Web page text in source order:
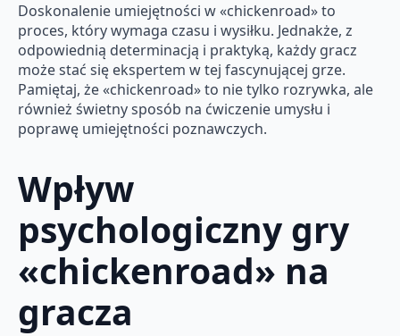
Doskonalenie umiejętności w «chickenroad» to
proces, który wymaga czasu i wysiłku. Jednakże, z
odpowiednią determinacją i praktyką, każdy gracz
może stać się ekspertem w tej fascynującej grze.
Pamiętaj, że «chickenroad» to nie tylko rozrywka, ale
również świetny sposób na ćwiczenie umysłu i
poprawę umiejętności poznawczych.
Wpływ
psychologiczny gry
«chickenroad» na
gracza